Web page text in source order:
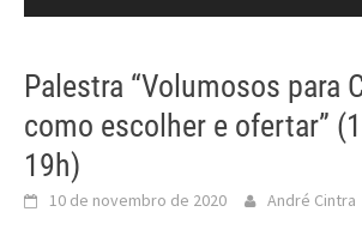
Palestra “Volumosos para
como escolher e ofertar”
19h)
10 de novembro de 2020 André Cintra